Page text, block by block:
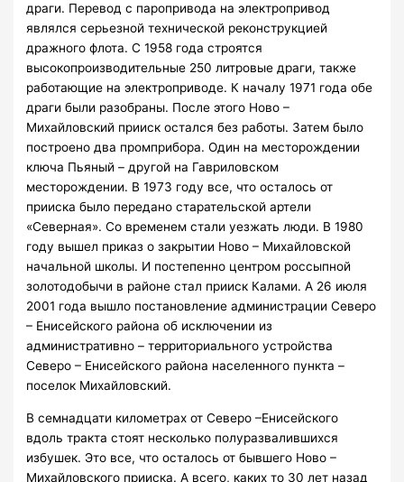
драги. Перевод с паропривода на электропривод
являлся серьезной технической реконструкцией
дражного флота. С 1958 года строятся
высокопроизводительные 250 литровые драги, также
работающие на электроприводе. К началу 1971 года обе
драги были разобраны. После этого Ново –
Михайловский прииск остался без работы. Затем было
построено два промприбора. Один на месторождении
ключа Пьяный – другой на Гавриловском
месторождении. В 1973 году все, что осталось от
прииска было передано старательской артели
«Северная». Со временем стали уезжать люди. В 1980
году вышел приказ о закрытии Ново – Михайловской
начальной школы. И постепенно центром россыпной
золотодобычи в районе стал прииск Калами. А 26 июля
2001 года вышло постановление администрации Северо
– Енисейского района об исключении из
административно – территориального устройства
Северо – Енисейского района населенного пункта –
поселок Михайловский.
В семнадцати километрах от Северо –Енисейского
вдоль тракта стоят несколько полуразвалившихся
избушек. Это все, что осталось от бывшего Ново –
Михайловского прииска. А всего, каких то 30 лет назад